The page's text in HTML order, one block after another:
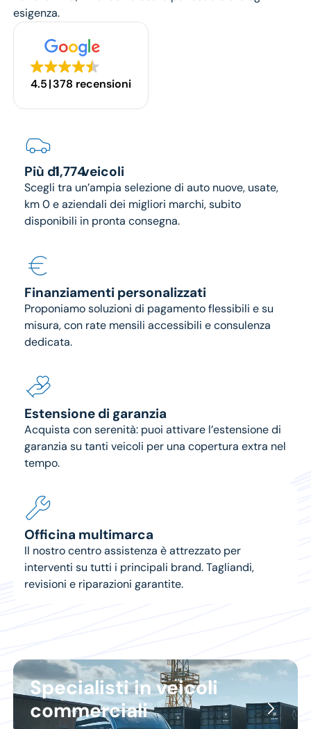
esigenza.
4.5 378 recensioni
Più di1774veicoli
Scegli tra un’ampia selezione di auto nuove, usate,
km 0 e aziendali dei migliori marchi, subito
disponibili in pronta consegna.
Finanziamenti personalizzati
Proponiamo soluzioni di pagamento flessibili e su
misura, con rate mensili accessibili e consulenza
dedicata.
Estensione di garanzia
Acquista con serenità: puoi attivare l’estensione di
garanzia su tanti veicoli per una copertura extra nel
tempo.
Officina multimarca
Il nostro centro assistenza è attrezzato per
interventi su tutti i principali brand. Tagliandi,
revisioni e riparazioni garantite.
Specialisti in veicoli
commerciali